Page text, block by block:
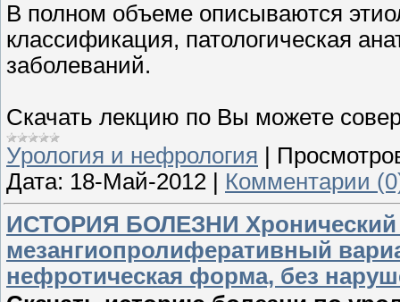
В полном объеме описываются
классификация, патологическая
заболеваний.
Скачать лекцию по Вы можете
Урология и нефрология
Дата: 18-Май-2012
Комментарии
ИСТОРИЯ БОЛЕЗНИ Хронический
мезангиопролиферативный
нефротическая форма, без